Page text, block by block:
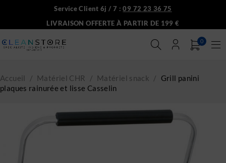
Service Client 6j / 7 :09 72 23 36 75
LIVRAISON OFFERTE À PARTIR DE 199 €
0
Accueil / Matériel CHR / Matériel snack /
Grill panini
plaques rainurée et lisse Casselin